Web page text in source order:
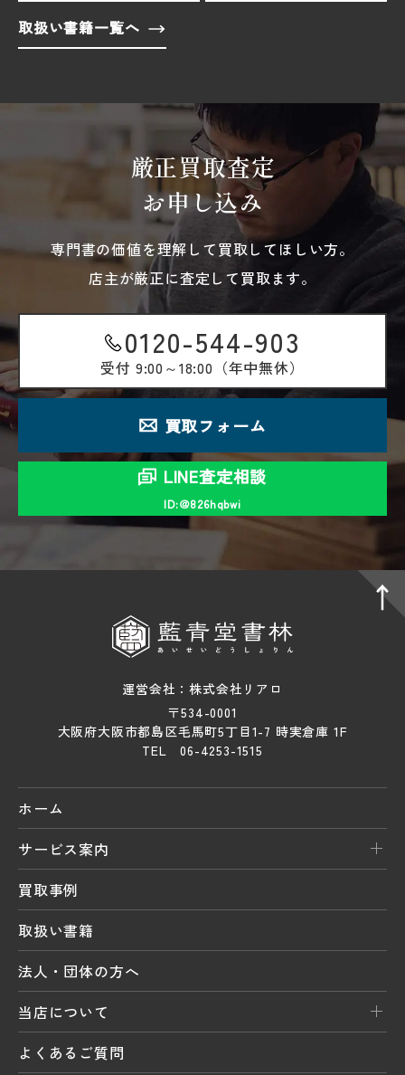
取扱い書籍一覧へ
厳正買取査定
お申し込み
専門書の価値を理解して買取してほしい方。
店主が厳正に査定して買取ます。
0120-544-903
受付 9:00～18:00（年中無休）
買取フォーム
LINE査定相談
ID:＠826hqbwi
運営会社：株式会社リアロ
〒534-0001
大阪府大阪市都島区毛馬町5丁目1-7 時実倉庫 1F
TEL 06-4253-1515
ホーム
サービス案内
買取事例
取扱い書籍
法人・団体の方へ
当店について
よくあるご質問